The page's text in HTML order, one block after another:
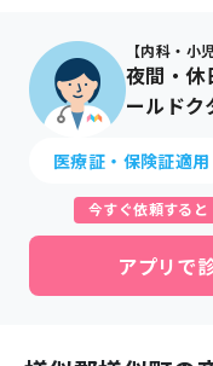
【内科・小
夜間・休
ールドク
医療証・保険証適用
今すぐ依頼すると
アプリで